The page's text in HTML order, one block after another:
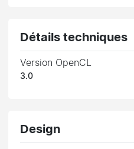
Détails techniques
Version OpenCL
3.0
Design